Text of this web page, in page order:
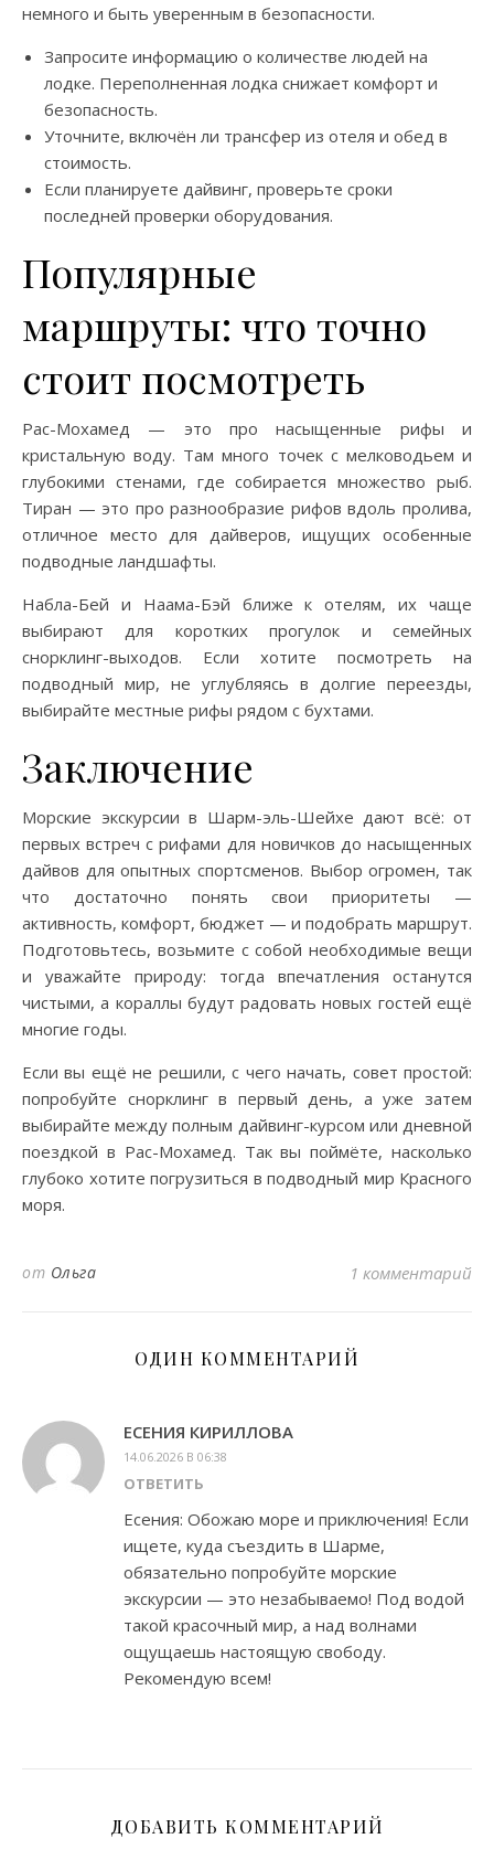
немного и быть уверенным в безопасности.
Запросите информацию о количестве людей на
лодке. Переполненная лодка снижает комфорт и
безопасность.
Уточните, включён ли трансфер из отеля и обед в
стоимость.
Если планируете дайвинг, проверьте сроки
последней проверки оборудования.
Популярные
маршруты: что точно
стоит посмотреть
Рас-Мохамед — это про насыщенные рифы и
кристальную воду. Там много точек с мелководьем и
глубокими стенами, где собирается множество рыб.
Тиран — это про разнообразие рифов вдоль пролива,
отличное место для дайверов, ищущих особенные
подводные ландшафты.
Набла-Бей и Наама-Бэй ближе к отелям, их чаще
выбирают для коротких прогулок и семейных
снорклинг-выходов. Если хотите посмотреть на
подводный мир, не углубляясь в долгие переезды,
выбирайте местные рифы рядом с бухтами.
Заключение
Морские экскурсии в Шарм-эль-Шейхе дают всё: от
первых встреч с рифами для новичков до насыщенных
дайвов для опытных спортсменов. Выбор огромен, так
что достаточно понять свои приоритеты —
активность, комфорт, бюджет — и подобрать маршрут.
Подготовьтесь, возьмите с собой необходимые вещи
и уважайте природу: тогда впечатления останутся
чистыми, а кораллы будут радовать новых гостей ещё
многие годы.
Если вы ещё не решили, с чего начать, совет простой:
попробуйте снорклинг в первый день, а уже затем
выбирайте между полным дайвинг-курсом или дневной
поездкой в Рас-Мохамед. Так вы поймёте, насколько
глубоко хотите погрузиться в подводный мир Красного
моря.
от Ольга 1 комментарий
ОДИН КОММЕНТАРИЙ
ЕСЕНИЯ КИРИЛЛОВА
14.06.2026 В 06:38
ОТВЕТИТЬ
Есения: Обожаю море и приключения! Если
ищете, куда съездить в Шарме,
обязательно попробуйте морские
экскурсии — это незабываемо! Под водой
такой красочный мир, а над волнами
ощущаешь настоящую свободу.
Рекомендую всем!
ДОБАВИТЬ КОММЕНТАРИЙ